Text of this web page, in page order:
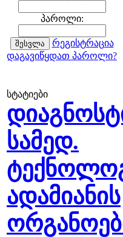
პაროლი:
რეგისტრაცია
დაგავიწყდათ პაროლი?
სტატიები
სამედ.
ადამიანის